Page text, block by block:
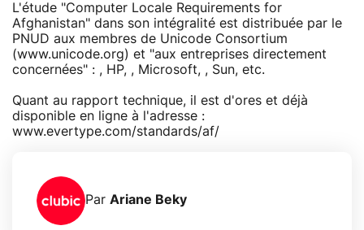
L'étude "Computer Locale Requirements for
Afghanistan" dans son intégralité est distribuée par le
PNUD aux membres de Unicode Consortium
(www.unicode.org) et "aux entreprises directement
concernées" : , HP, , Microsoft, , Sun, etc.
Quant au rapport technique, il est d'ores et déjà
disponible en ligne à l'adresse :
www.evertype.com/standards/af/
Par Ariane Beky